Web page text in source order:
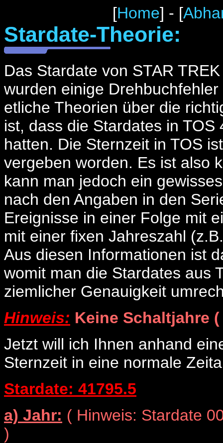
[Home] - [
Stardate-Theorie:
Das Stardate von STAR
wurden einige
etliche Theorien über die
ist, dass die Stardates in
hatten. Die Sternzeit in TOS
vergeben worden. Es ist also
kann man jedoch ein
nach den Angaben in den
Ereignisse in einer Folge mit
mit einer fixen Jahreszahl
Aus diesen Informationen ist
womit man die Stardates aus
ziemlicher Genauigkeit
Hinweis: Keine Schaltjahre
Jetzt will ich Ihnen anhand
Sternzeit in eine normale
Stardate: 41795.5
a) Jahr: ( Hinweis: Stardate
)